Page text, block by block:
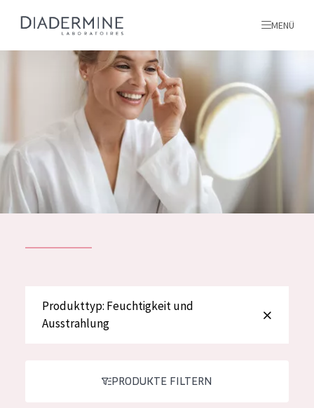
PRODUKTTYP
Feuchtigkeit und Ausstrahlung
Hautregeneration
ALLE PRODUKTE
Alle produkte
MENÜ
inhaltsstoffe
Über uns
Inspiration
French
Produkttyp: Feuchtigkeit und
Ausstrahlung
PRODUKTE FILTERN